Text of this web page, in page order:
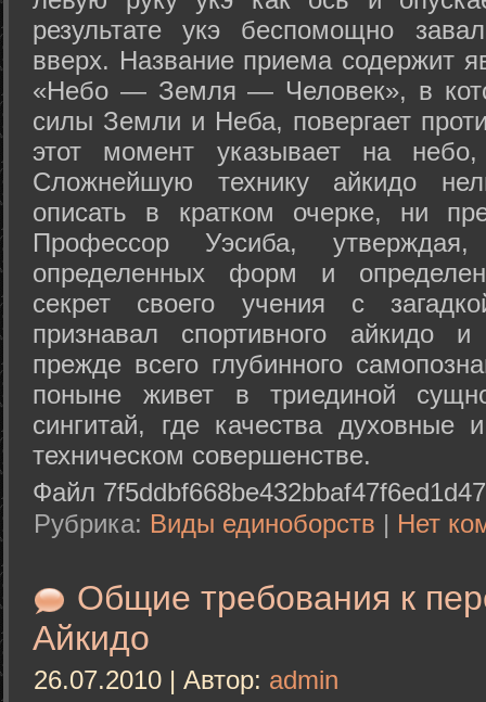
результате укэ беспомощно
вверх. Название приема содержит
«Небо — Земля — Человек», в
силы Земли и Неба, повергает
этот момент указывает на
Сложнейшую технику айкидо
описать в кратком очерке, ни
Профессор Уэсиба,
определенных форм и
секрет своего учения с
признавал спортивного айкидо
прежде всего глубинного
поныне живет в триединой
сингитай, где качества духовные
техническом совершенстве.
Файл
Рубрика: Виды единоборств | Нет
Общие требования к
Айкидо
26.07.2010 | Автор: admin